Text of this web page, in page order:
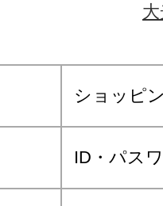
ショッピ
ID・パス